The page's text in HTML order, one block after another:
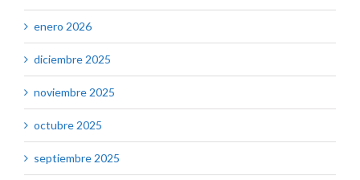
enero 2026
diciembre 2025
noviembre 2025
octubre 2025
septiembre 2025